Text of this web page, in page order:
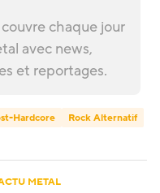
chaque jour
avec news,
et reportages.
Hardcore
Rock Alternatif
METAL